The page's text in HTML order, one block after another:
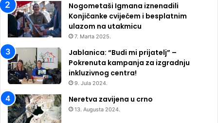
Nogometaši Igmana iznenadili
Konjičanke cvijećem i besplatnim
ulazom na utakmicu
7. Marta 2025.
Jablanica: “Budi mi prijatelj” –
Pokrenuta kampanja za izgradnju
inkluzivnog centra!
9. Jula 2024.
Neretva zavijena u crno
13. Augusta 2024.